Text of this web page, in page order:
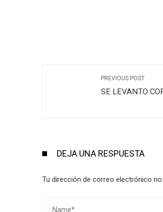
PREVIOUS POST
SE LEVANTO
DEJA UNA RESPUESTA
Tu dirección de correo electrónico no